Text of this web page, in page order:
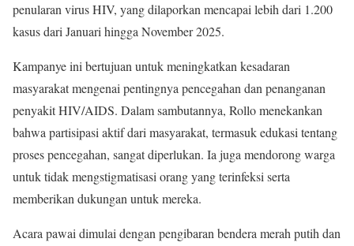
penularan virus HIV, yang dilaporkan mencapai lebih dari 1.200
kasus dari Januari hingga November 2025.
Kampanye ini bertujuan untuk meningkatkan kesadaran
masyarakat mengenai pentingnya pencegahan dan penanganan
penyakit HIV/AIDS. Dalam sambutannya, Rollo menekankan
bahwa partisipasi aktif dari masyarakat, termasuk edukasi tentang
proses pencegahan, sangat diperlukan. Ia juga mendorong warga
untuk tidak mengstigmatisasi orang yang terinfeksi serta
memberikan dukungan untuk mereka.
Acara pawai dimulai dengan pengibaran bendera merah putih dan